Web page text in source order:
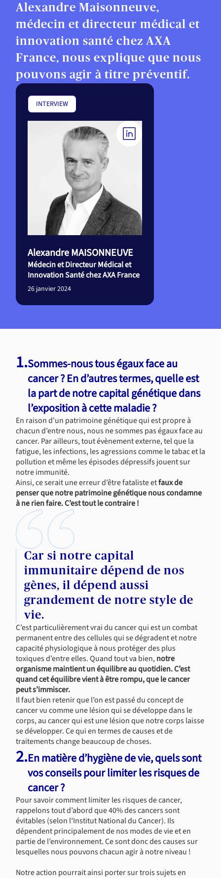
Alexandre Maisonneuve,
médecin et directeur médical et
innovation santé chez AXA
France, nous explique que nous
pouvons agir à titre préventif.
INTERVIEW
Alexandre MAISONNEUVE
Médecin et Directeur Médical et
Innovation Santé chez AXA France
26 janvier 2024
1.Sommes-nous tous égaux face au
cancer ? En d’autres termes, quelle est
la part de notre capital génétique dans
l’exposition à cette maladie ?
En raison d’un patrimoine génétique qui est propre à
chacun d’entre nous, nous ne sommes pas égaux face au
cancer. Par ailleurs, tout évènement externe, tel que la
fatigue, les infections, les agressions comme le tabac et la
pollution et même les épisodes dépressifs jouent sur
notre immunité.
Ainsi, ce serait une erreur d’être fataliste etfaux de
penser que notre patrimoine génétique nous condamne
à ne rien faire. C’est tout le contraire !
Car si notre capital
immunitaire dépend de nos
gènes, il dépend aussi
grandement de notre style de
vie.
C’est particulièrement vrai du cancer qui est un combat
permanent entre des cellules qui se dégradent et notre
capacité physiologique à nous protéger des plus
toxiques d’entre elles. Quand tout va bien,notre
organisme maintient un équilibre au quotidien. C’est
quand cet équilibre vient à être rompu, que le cancer
peut s’immiscer.
Il faut bien retenir que l’on est passé du concept de
cancer vu comme une lésion qui se développe dans le
corps, au cancer qui est une lésion que notre corps laisse
se développer. Ce qui en termes de causes et de
traitements change beaucoup de choses.
2.En matière d’hygiène de vie, quels sont
vos conseils pour limiter les risques de
cancer ?
Pour savoir comment limiter les risques de cancer,
rappelons tout d’abord que 40% des cancers sont
évitables (selon l’Institut National du Cancer). Ils
dépendent principalement de nos modes de vie et en
partie de l’environnement. Ce sont donc des causes sur
lesquelles nous pouvons chacun agir à notre niveau !
Notre action pourrait ainsi porter sur trois sujets en